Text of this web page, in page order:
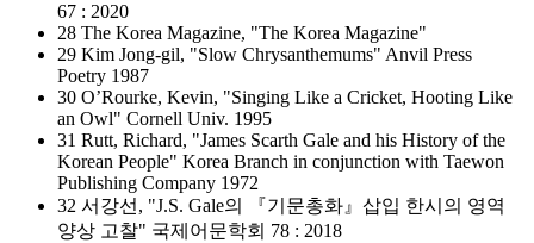
67 : 2020
28 The Korea Magazine, "The Korea Magazine"
29 Kim Jong-gil, "Slow Chrysanthemums" Anvil Press
Poetry 1987
30 O’Rourke, Kevin, "Singing Like a Cricket, Hooting Like
an Owl" Cornell Univ. 1995
31 Rutt, Richard, "James Scarth Gale and his History of the
Korean People" Korea Branch in conjunction with Taewon
Publishing Company 1972
32 서강선, "J.S. Gale의 『기문총화』삽입 한시의 영역
양상 고찰" 국제어문학회 78 : 2018